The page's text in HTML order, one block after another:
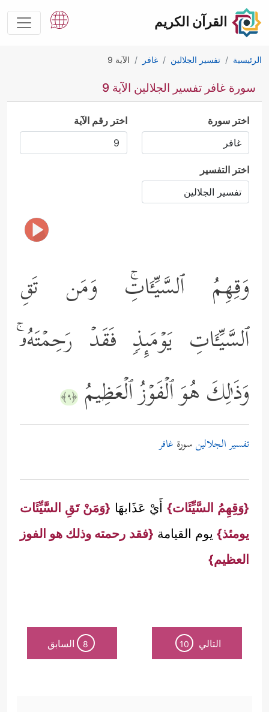
القرآن الكريم
الرئيسية تفسير الجلالين غافر الآية 9
سورة غافر تفسير الجلالين الآية 9
اختر سورة اختر رقم الآية
اختر التفسير
وَقِهِمُ ٱلسَّیِّـَٔاتِۚ وَمَن تَقِ
ٱلسَّیِّـَٔاتِ یَوۡمَىِٕذࣲ فَقَدۡ رَحِمۡتَهُۥۚ
وَذَ ٰ⁠لِكَ هُوَ ٱلۡفَوۡزُ ٱلۡعَظِیمُ ﴿٩﴾
تفسير الجلالينسورة غافر
{وَقِهِمُ السَّيِّئَات}أَيْ عَذَابهَا {وَمَنْ تَقِ السَّيِّئَات
يومئذ}يوم القيامة {فقد رحمته وذلك هو الفوز
العظيم}
التالي 10
8 السابق